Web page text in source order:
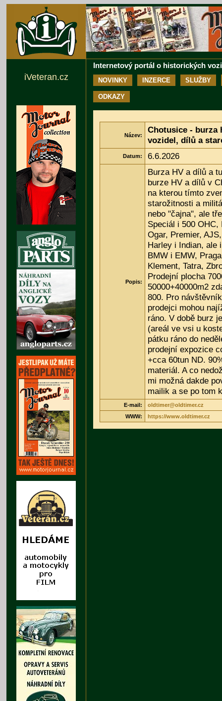
Internetový portál o historických
NOVINKY INZERCE SLUŽBY
ODKAZY
Název:
Chotusice - burza
vozidel, dílů a
Datum: 6.6.2026
Popis:
Burza HV a dílů a
burze HV a dílů v
na kterou tímto
starožitnosti a
nebo "čajna", ale
Speciál i 500 OHC,
Ogar, Premier,
Harley i Indian, ale
BMW i EMW,
Klement, Tatra,
Prodejní plocha
50000+40000m2
800. Pro
prodejci mohou
ráno. V době burz
(areál ve vsi u
pátku ráno do
prodejní expozice
+cca 60tun ND.
materiál. A co
mi možná dakde
mailik a se po tom
E-mail:
oldtimer@oldtimer.cz
WWW:
https://www.oldtimer.cz
iVeteran.cz